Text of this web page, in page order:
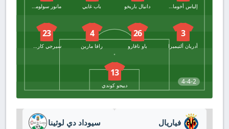
4-4-2
إلياس أخوماش دانيال باريخو باب غايي مانور سولومون
3
أدريان ألتيميرا
26
باو نافارو
4
رافا مارين
23
13
دييجو كوندي
سيوداد دي لوثينا فياريال